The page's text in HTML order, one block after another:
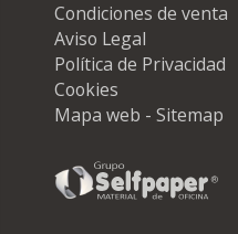
Condiciones de venta
Aviso Legal
Política de Privacidad
Cookies
Mapa web - Sitemap